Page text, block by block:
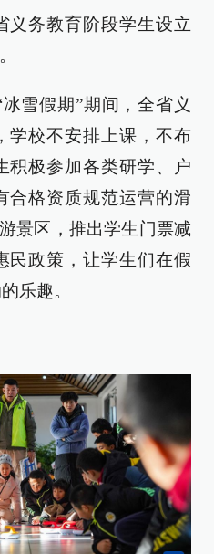
义务教育阶段学生设立
雪假期”期间，全省义
学校不安排上课，不布
积极参加各类研学、户
合格资质规范运营的滑
景区，推出学生门票减
民政策，让学生们在假
乐趣。